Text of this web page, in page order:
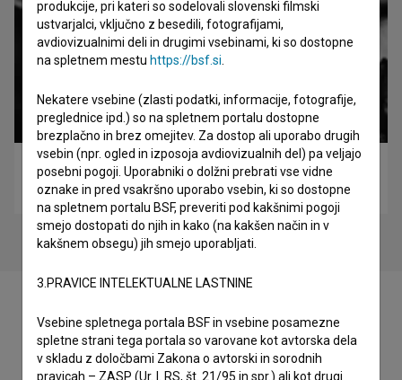
P.S. (1988)
omnibus
Filmografija (28)
produkcije, pri kateri so sodelovali slovenski filmski
ustvarjalci, vključno z besedili, fotografijami,
avdiovizualnimi deli in drugimi vsebinami, ki so dostopne
na spletnem mestu https://bsf.si
Nekatere vsebine (zlasti podatki, informacije, fotografije,
preglednice ipd.) so na spletnem portalu dostopne
brezplačno in brez omejitev. Za dostop ali uporabo drugih
vsebin (npr. ogled in izposoja avdiovizualnih del) pa veljajo
posebni pogoji. Uporabniki o dolžni prebrati vse vidne
oznake in pred vsakršno uporabo vsebin, ki so dostopne
na spletnem portalu BSF, preveriti pod kakšnimi pogoji
smejo dostopati do njih in kako (na kakšen način in v
kakšnem obsegu) jih smejo uporabljati.
3.PRAVICE INTELEKTUALNE LASTNINE
Vsebine spletnega portala BSF in vsebine posamezne
spletne strani tega portala so varovane kot avtorska dela
v skladu z določbami Zakona o avtorski in sorodnih
pravicah – ZASP (Ur. l. RS, št. 21/95 in spr.) ali kot drugi